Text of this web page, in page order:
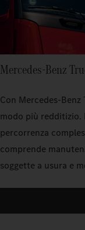
Mercedes‑Benz
Con
modo più redditizio.
percorrenza
comprende
soggette a usura e